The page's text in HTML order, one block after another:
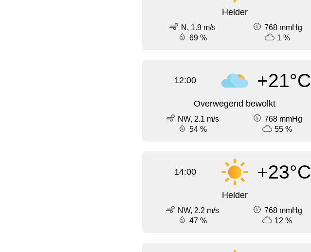
Helder
N, 1.9 m/s
768 mmHg
69 %
1 %
12:00 +21°C
Overwegend bewolkt
NW, 2.1 m/s
768 mmHg
54 %
55 %
14:00 +23°C
Helder
NW, 2.2 m/s
768 mmHg
47 %
12 %